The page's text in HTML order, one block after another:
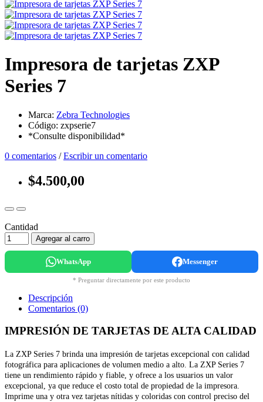
Impresora de tarjetas ZXP
Series 7
Marca: Zebra Technologies
Código: zxpserie7
*Consulte disponibilidad*
0 comentarios /Escribir un comentario
$4.500,00
Cantidad
Agregar al carro
WhatsApp Messenger
* Preguntar directamente por este producto
Descripción
Comentarios (0)
IMPRESIÓN DE TARJETAS DE ALTA CALIDAD
La ZXP Series 7 brinda una impresión de tarjetas excepcional con calidad
fotográfica para aplicaciones de volumen medio a alto. La ZXP Series 7
tiene un rendimiento rápido y fiable, y ofrece a los usuarios un valor
excepcional, ya que reduce el costo total de propiedad de la impresora.
Imprime una y otra vez tarjetas nítidas y coloridas con control preciso del